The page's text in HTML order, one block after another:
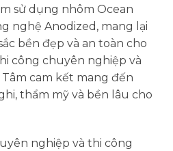
sử dụng nhôm Ocean
nghệ Anodized, mang lại
bền đẹp và an toàn cho
công chuyên nghiệp và
cam kết mang đến
thẩm mỹ và bền lâu cho
nghiệp và thi công